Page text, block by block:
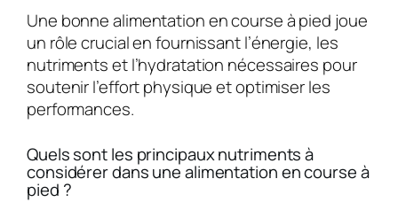
Une bonne alimentation en course à pied joue
un rôle crucial en fournissant l’énergie, les
nutriments et l’hydratation nécessaires pour
soutenir l’effort physique et optimiser les
performances.
Quels sont les principaux nutriments à
considérer dans une alimentation en course à
pied ?